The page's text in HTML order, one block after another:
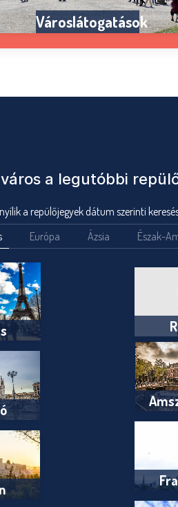
Városlátogatások
a legutóbbi
a repülőjegyek dátum szerinti
Európa Ázsia Észak-